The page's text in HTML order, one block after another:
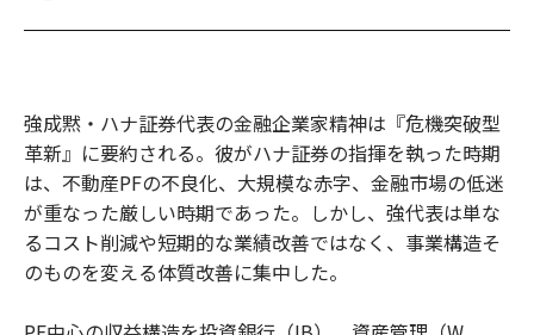
c
o
k
i
r
o
t
o
強成黙・ハナ証券代表の金融企業家精神は『危機突破型
革新』に要約される。彼がハナ証券の指揮を執った時期
は、不動産PFの不良化、大規模な赤字、金融市場の低迷
が重なった厳しい時期であった。しかし、強代表は単な
るコスト削減や短期的な業績改善ではなく、事業構造そ
のものを変える体質改善に集中した。